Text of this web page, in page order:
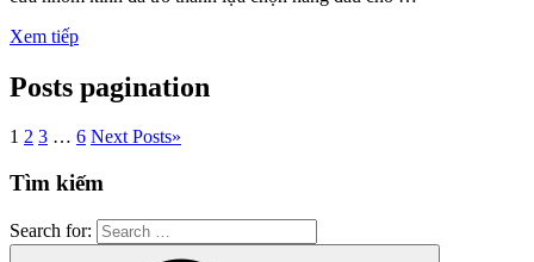
Xem tiếp
Posts pagination
1 2 3 … 6 Next Posts»
Tìm kiếm
Search for: